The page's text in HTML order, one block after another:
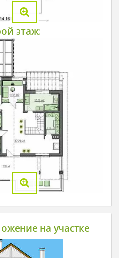
этаж:
на участке